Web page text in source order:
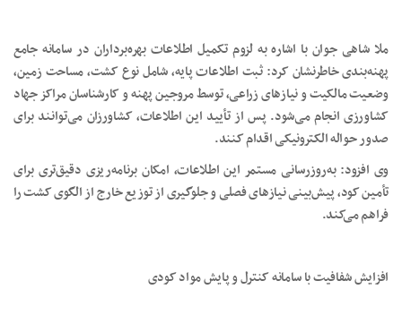
ملا شاهی جوان با اشاره به لزوم تکمیل اطلاعات بهره‌برداران در سامانه جامع
پهنه‌بندی خاطرنشان کرد: ثبت اطلاعات پایه، شامل نوع کشت، مساحت زمین،
وضعیت مالکیت و نیازهای زراعی، توسط مروجین پهنه و کارشناسان مراکز جهاد
کشاورزی انجام می‌شود. پس از تأیید این اطلاعات، کشاورزان می‌توانند برای
صدور حواله الکترونیکی اقدام کنند.
وی افزود: به‌روزرسانی مستمر این اطلاعات، امکان برنامه‌ریزی دقیق‌تری برای
تأمین کود، پیش‌بینی نیازهای فصلی و جلوگیری از توزیع خارج از الگوی کشت را
فراهم می‌کند.
افزایش شفافیت با سامانه کنترل و پایش مواد کودی